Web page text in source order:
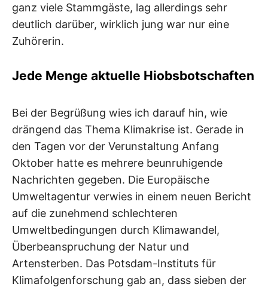
ganz viele Stammgäste, lag allerdings sehr
deutlich darüber, wirklich jung war nur eine
Zuhörerin.
Jede Menge aktuelle Hiobsbotschaften
Bei der Begrüßung wies ich darauf hin, wie
drängend das Thema Klimakrise ist. Gerade in
den Tagen vor der Verunstaltung Anfang
Oktober hatte es mehrere beunruhigende
Nachrichten gegeben. Die Europäische
Umweltagentur verwies in einem neuen Bericht
auf die zunehmend schlechteren
Umweltbedingungen durch Klimawandel,
Überbeanspruchung der Natur und
Artensterben. Das Potsdam-Instituts für
Klimafolgenforschung gab an, dass sieben der